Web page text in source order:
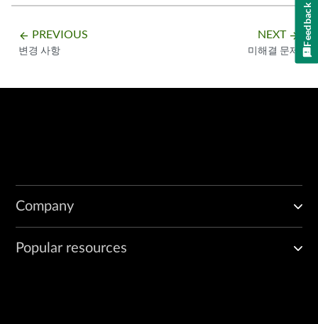
arrow_backward PREVIOUS
변경 사항
NEXT arrow_forward
미해결 문제
Company
Popular resources
Feedback